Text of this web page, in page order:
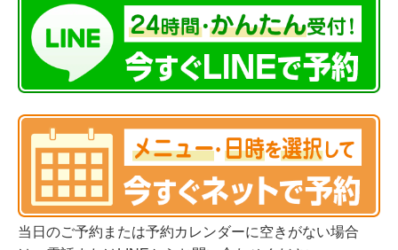
当日のご予約または予約カレンダーに空きがない場合